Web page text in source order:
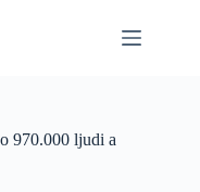
970.000 ljudi a